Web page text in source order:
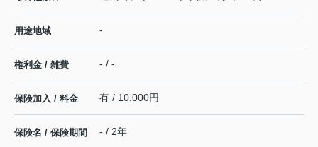
用途地域 -
権利金 / 雑費 - / -
保険加入 / 料金 有 / 10,000円
保険名 / 保険期間 - / 2年